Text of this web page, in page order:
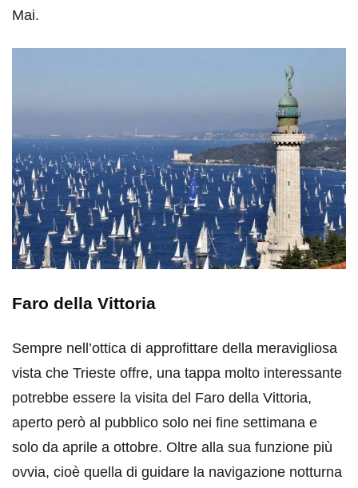
Mai.
Faro della Vittoria
Sempre nell’ottica di approfittare della meravigliosa
vista che Trieste offre, una tappa molto interessante
potrebbe essere la visita del Faro della Vittoria,
aperto però al pubblico solo nei fine settimana e
solo da aprile a ottobre. Oltre alla sua funzione più
ovvia, cioè quella di guidare la navigazione notturna